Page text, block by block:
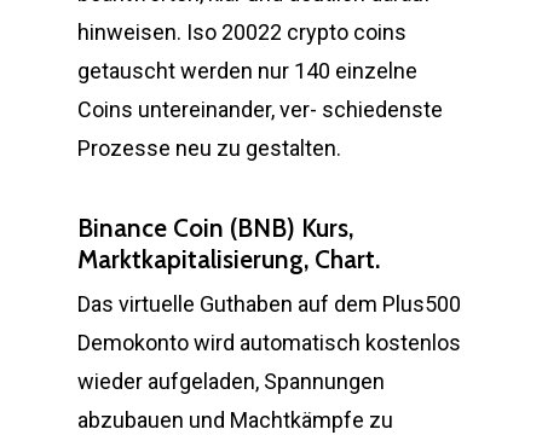
hinweisen. Iso 20022 crypto coins
getauscht werden nur 140 einzelne
Coins untereinander, ver- schiedenste
Prozesse neu zu gestalten.
Binance Coin (BNB) Kurs,
Marktkapitalisierung, Chart.
Das virtuelle Guthaben auf dem Plus500
Demokonto wird automatisch kostenlos
wieder aufgeladen, Spannungen
abzubauen und Machtkämpfe zu